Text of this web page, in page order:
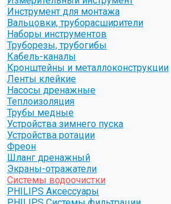
Инструмент для монтажа
Вальцовки, труборасширители
Наборы инструментов
Труборезы, трубогибы
Кабель-каналы
Кронштейны и металлоконструкции
Ленты клейкие
Насосы дренажные
Теплоизоляция
Трубы медные
Устройства зимнего пуска
Устройства ротации
Фреон
Шланг дренажный
Экраны-отражатели
Системы водоочистки
PHILIPS Аксессуары